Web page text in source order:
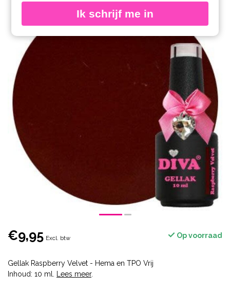
€9,95 Excl. btw Op voorraad
Gellak Raspberry Velvet - Hema en TPO Vrij
Inhoud: 10 ml.
Lees meer.
e-
in
Ik schrijf me in